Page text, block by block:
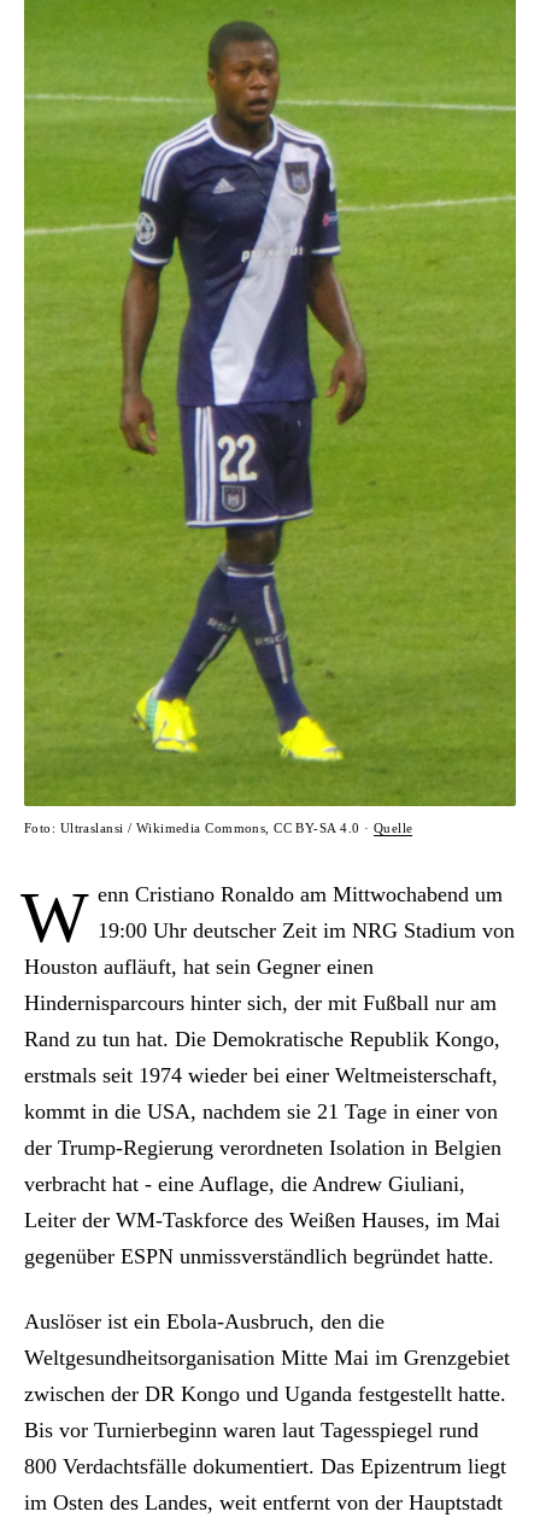
Foto: Ultraslansi / Wikimedia Commons, CC BY-SA 4.0 · Quelle
W enn Cristiano Ronaldo am Mittwochabend um
19:00 Uhr deutscher Zeit im NRG Stadium von
Houston aufläuft, hat sein Gegner einen
Hindernisparcours hinter sich, der mit Fußball nur am
Rand zu tun hat. Die Demokratische Republik Kongo,
erstmals seit 1974 wieder bei einer Weltmeisterschaft,
kommt in die USA, nachdem sie 21 Tage in einer von
der Trump-Regierung verordneten Isolation in Belgien
verbracht hat - eine Auflage, die Andrew Giuliani,
Leiter der WM-Taskforce des Weißen Hauses, im Mai
gegenüber ESPN unmissverständlich begründet hatte.
Auslöser ist ein Ebola-Ausbruch, den die
Weltgesundheitsorganisation Mitte Mai im Grenzgebiet
zwischen der DR Kongo und Uganda festgestellt hatte.
Bis vor Turnierbeginn waren laut Tagesspiegel rund
800 Verdachtsfälle dokumentiert. Das Epizentrum liegt
im Osten des Landes, weit entfernt von der Hauptstadt